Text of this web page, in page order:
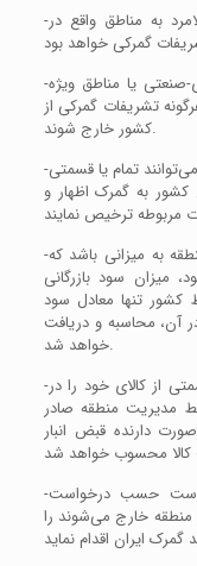
-ورود کالای تولیدی در منطقه ویژه اقتصادی لامرد به مناطق واقع در
-کالاهایی که از خارج و یا از مناطق آزاد تجاری-صنعتی یا مناطق ویژه
تشریفات گمرکی از
کشور خارج شوند.
-صاحبان کالاهای وارد شده به منطقه ویژه لامرد می‌توانند تمام یا قسمتی
کشور به گمرک اظهار و
-در صورتی که پردازش کالاهای وارد شده به منطقه به میزانی باشد که
میزان سود بازرگانی
کشور تنها معادل سود
در آن، محاسبه و دریافت
خواهد شد.
-واردکنندگان کالا به منطقه می‌توانند تمام یا قسمتی از کالای خود را در
مدیریت منطقه صادر
دارنده قبض انبار
-مدیریت منطقه ویژه اقتصادی لامرد مجاز است حسب درخواست
منطقه خارج می‌شوند را